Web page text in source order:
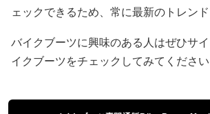
ェックできるため、常に最新のトレンド
バイクブーツに興味のある人はぜひサ
イクブーツをチェックしてみてください